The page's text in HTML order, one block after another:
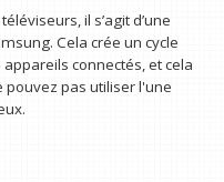
il s’agit d’une
Cela crée un cycle
connectés, et cela
pas utiliser l'une